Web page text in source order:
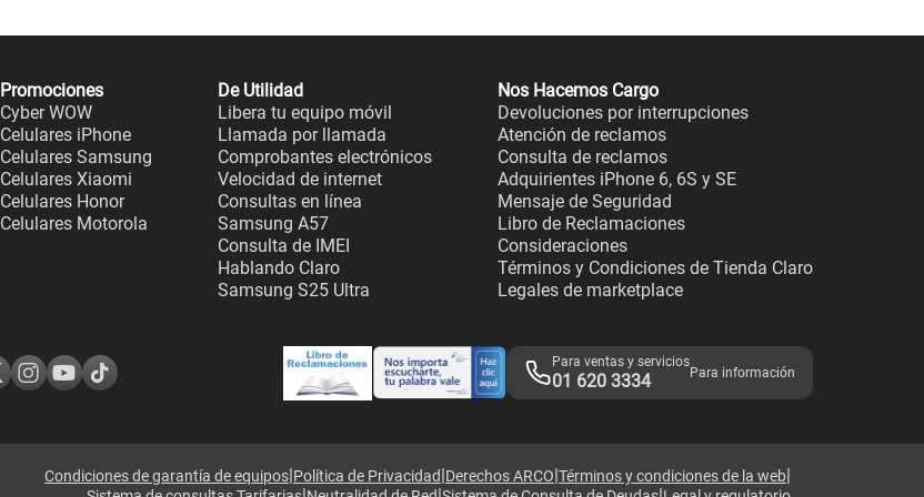
Promociones
Cyber WOW
Celulares iPhone
Celulares Samsung
Celulares Xiaomi
Celulares Honor
Celulares Motorola
De Utilidad
Libera tu equipo móvil
Llamada por llamada
Comprobantes electrónicos
Velocidad de internet
Consultas en línea
Samsung A57
Consulta de IMEI
Hablando Claro
Samsung S25 Ultra
Nos Hacemos Cargo
Devoluciones por interrupciones
Atención de reclamos
Consulta de reclamos
Adquirientes iPhone 6, 6S y SE
Mensaje de Seguridad
Libro de Reclamaciones
Consideraciones
Términos y Condiciones de Tienda Claro
Legales de marketplace
Para ventas y servicios
01 620 3334 Para información
Condiciones de garantía de equipos|Política de Privacidad|Derechos ARCO|Términos y condiciones de la web|